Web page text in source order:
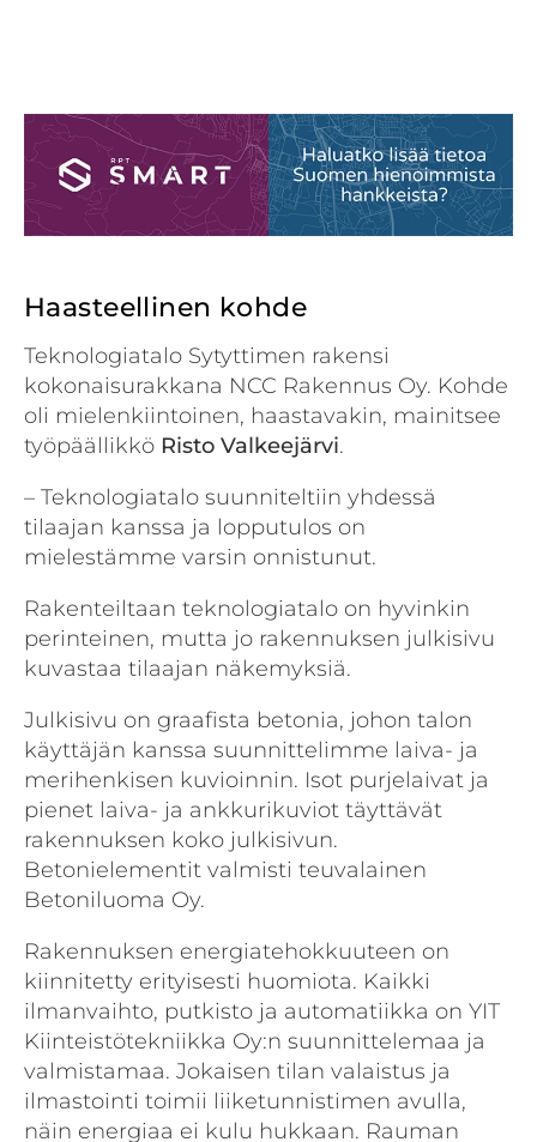
Haasteellinen kohde
Teknologiatalo Sytyttimen rakensi
kokonaisurakkana NCC Rakennus Oy. Kohde
oli mielenkiintoinen, haastavakin, mainitsee
työpäällikkö Risto Valkeejärvi.
– Teknologiatalo suunniteltiin yhdessä
tilaajan kanssa ja lopputulos on
mielestämme varsin onnistunut.
Rakenteiltaan teknologiatalo on hyvinkin
perinteinen, mutta jo rakennuksen julkisivu
kuvastaa tilaajan näkemyksiä.
Julkisivu on graafista betonia, johon talon
käyttäjän kanssa suunnittelimme laiva- ja
merihenkisen kuvioinnin. Isot purjelaivat ja
pienet laiva- ja ankkurikuviot täyttävät
rakennuksen koko julkisivun.
Betonielementit valmisti teuvalainen
Betoniluoma Oy.
Rakennuksen energiatehokkuuteen on
kiinnitetty erityisesti huomiota. Kaikki
ilmanvaihto, putkisto ja automatiikka on YIT
Kiinteistötekniikka Oy:n suunnittelemaa ja
valmistamaa. Jokaisen tilan valaistus ja
ilmastointi toimii liiketunnistimen avulla,
näin energiaa ei kulu hukkaan. Rauman